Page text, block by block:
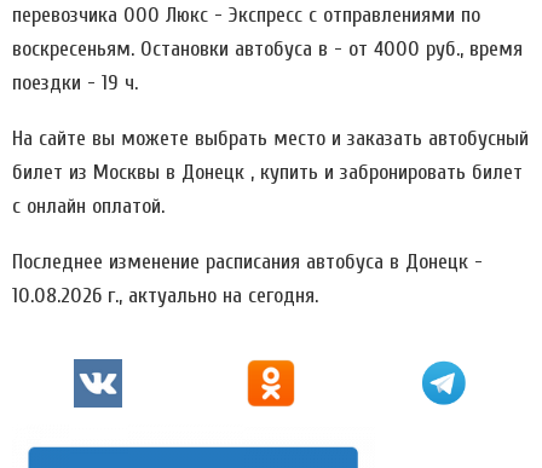
перевозчика ООО Люкс - Экспресс c отправлениями по
воскресеньям. Остановки автобуса в - от 4000 руб., время
поездки - 19 ч.
На сайте вы можете выбрать место и заказать автобусный
билет из Москвы в Донецк , купить и забронировать билет
с онлайн оплатой.
Последнее изменение расписания автобуса в Донецк -
10.08.2026 г., актуально на сегодня.